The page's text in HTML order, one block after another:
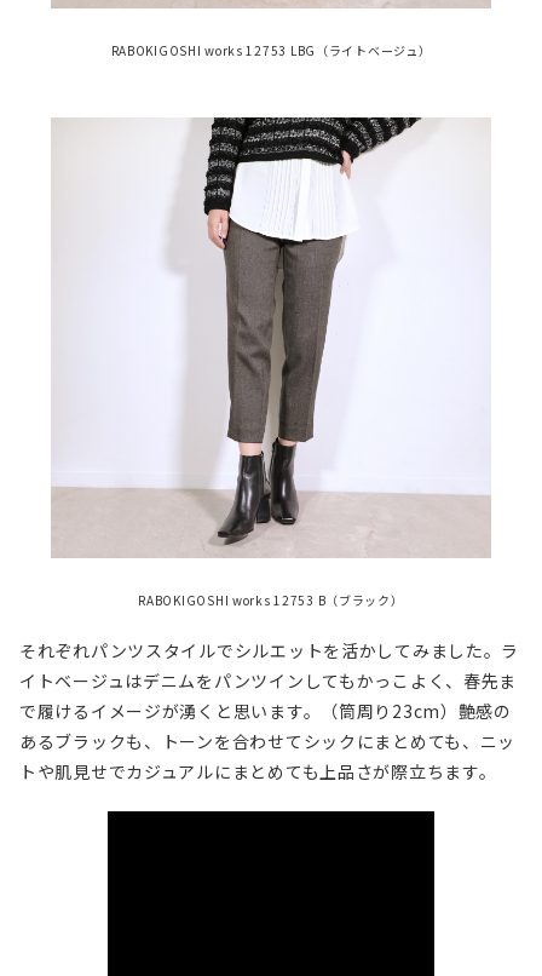
RABOKIGOSHI works 12753 LBG（ライトベージュ）
RABOKIGOSHI works 12753 B（ブラック）
それぞれパンツスタイルでシルエットを活かしてみました。ラ
イトベージュはデニムをパンツインしてもかっこよく、春先ま
で履けるイメージが湧くと思います。（筒周り23cm）艶感の
あるブラックも、トーンを合わせてシックにまとめても、ニッ
トや肌見せでカジュアルにまとめても上品さが際立ちます。